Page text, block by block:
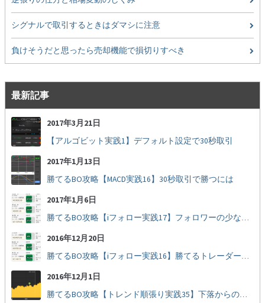
シグナルで取引するときはダマシに注意
負けそうだと思ったら売却機能で損切りすべき
最新記事
2017年3月21日
【アルゴビット実践1】デフォルト設定で30秒取引
2017年1月13日
勝てるBO攻略【MACD実践16】30秒取引で勝つには
2017年1月6日
勝てるBO攻略【iフォロー実践17】フォロワーの少ない人をフォローする
2016年12月20日
勝てるBO攻略【iフォロー実践16】勝てるトレーダーを見抜く
2016年12月1日
勝てるBO攻略【トレンド順張り実践35】下落からの反発を見極める